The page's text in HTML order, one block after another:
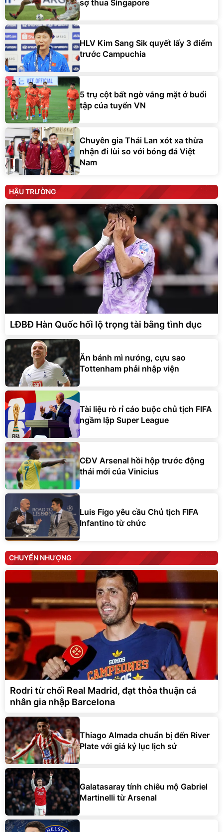
sợ thua Singapore
HLV Kim Sang Sik quyết lấy 3 điểm
trước Campuchia
5 trụ cột bất ngờ vắng mặt ở buổi
tập của tuyển VN
Chuyên gia Thái Lan xót xa thừa
nhận đi lùi so với bóng đá Việt
Nam
HẬU TRƯỜNG
LĐBĐ Hàn Quốc hối lộ trọng tài bằng tình dục
Ăn bánh mì nướng, cựu sao
Tottenham phải nhập viện
Tài liệu rò rỉ cáo buộc chủ tịch FIFA
ngầm lập Super League
CĐV Arsenal hồi hộp trước động
thái mới của Vinicius
Luis Figo yêu cầu Chủ tịch FIFA
Infantino từ chức
CHUYỂN NHƯỢNG
Rodri từ chối Real Madrid, đạt thỏa thuận cá
nhân gia nhập Barcelona
Thiago Almada chuẩn bị đến River
Plate với giá kỷ lục lịch sử
Galatasaray tính chiêu mộ Gabriel
Martinelli từ Arsenal